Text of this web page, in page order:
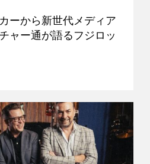
ーから新世代メディア
ャー通が語るフジロッ